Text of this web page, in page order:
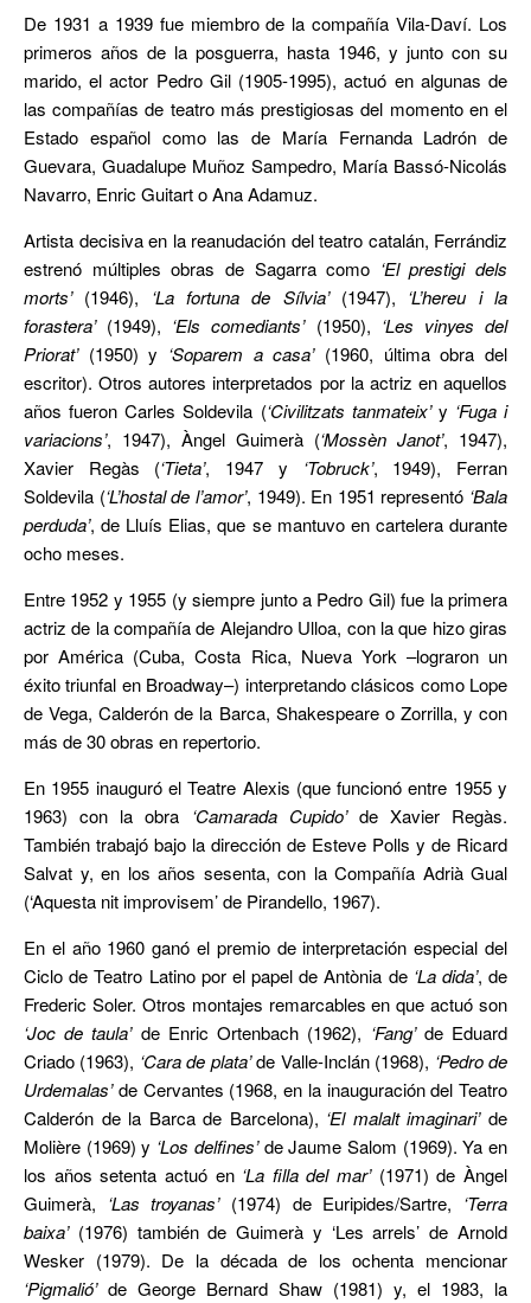
De 1931 a 1939 fue miembro de la compañía Vila-Daví. Los
primeros años de la posguerra, hasta 1946, y junto con su
marido, el actor Pedro Gil (1905-1995), actuó en algunas de
las compañías de teatro más prestigiosas del momento en el
Estado español como las de María Fernanda Ladrón de
Guevara, Guadalupe Muñoz Sampedro, María Bassó-Nicolás
Navarro, Enric Guitart o Ana Adamuz.
Artista decisiva en la reanudación del teatro catalán, Ferrándiz
estrenó múltiples obras de Sagarra como ‘El prestigi dels
morts’(1946), ‘La fortuna de Sílvia’(1947), ‘L’hereu i la
forastera’(1949), ‘Els comediants’(1950), ‘Les vinyes del
Priorat’(1950) y ‘Soparem a casa’(1960, última obra del
escritor). Otros autores interpretados por la actriz en aquellos
años fueron Carles Soldevila (‘Civilitzats tanmateix’y ‘Fuga i
variacions’, 1947), Àngel Guimerà (‘Mossèn Janot’, 1947),
Xavier Regàs (‘Tieta’, 1947 y ‘Tobruck’, 1949), Ferran
Soldevila (‘L’hostal de l’amor’, 1949). En 1951 representó ‘Bala
perduda’, de Lluís Elias, que se mantuvo en cartelera durante
ocho meses.
Entre 1952 y 1955 (y siempre junto a Pedro Gil) fue la primera
actriz de la compañía de Alejandro Ulloa, con la que hizo giras
por América (Cuba, Costa Rica, Nueva York –lograron un
éxito triunfal en Broadway–) interpretando clásicos como Lope
de Vega, Calderón de la Barca, Shakespeare o Zorrilla, y con
más de 30 obras en repertorio.
En 1955 inauguró el Teatre Alexis (que funcionó entre 1955 y
1963) con la obra ‘Camarada Cupido’de Xavier Regàs.
También trabajó bajo la dirección de Esteve Polls y de Ricard
Salvat y, en los años sesenta, con la Compañía Adrià Gual
(‘Aquesta nit improvisem’ de Pirandello, 1967).
En el año 1960 ganó el premio de interpretación especial del
Ciclo de Teatro Latino por el papel de Antònia de ‘La dida’, de
Frederic Soler. Otros montajes remarcables en que actuó son
‘Joc de taula’de Enric Ortenbach (1962), ‘Fang’de Eduard
Criado (1963), ‘Cara de plata’de Valle-Inclán (1968), ‘Pedro de
Urdemalas’de Cervantes (1968, en la inauguración del Teatro
Calderón de la Barca de Barcelona), ‘El malalt imaginari’de
Molière (1969) y ‘Los delfines’de Jaume Salom (1969). Ya en
los años setenta actuó en‘La filla del mar’(1971) de Àngel
Guimerà, ‘Las troyanas’(1974) de Euripides/Sartre, ‘Terra
baixa’(1976) también de Guimerà y ‘Les arrels’ de Arnold
Wesker (1979). De la década de los ochenta mencionar
‘Pigmalió’de George Bernard Shaw (1981) y, el 1983, la